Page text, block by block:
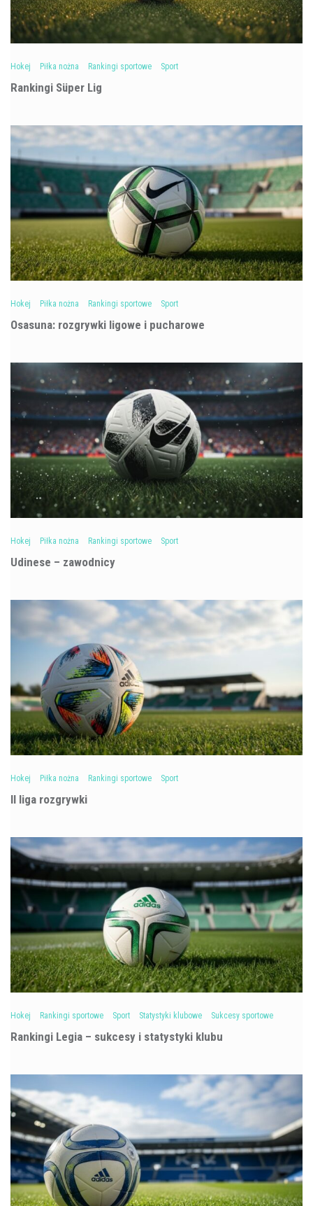
Hokej Piłka nożna Rankingi sportowe Sport
Rankingi Süper Lig
Hokej Piłka nożna Rankingi sportowe Sport
Osasuna: rozgrywki ligowe i pucharowe
Hokej Piłka nożna Rankingi sportowe Sport
Udinese – zawodnicy
Hokej Piłka nożna Rankingi sportowe Sport
II liga rozgrywki
Hokej Rankingi sportowe Sport Statystyki klubowe Sukcesy sportowe
Rankingi Legia – sukcesy i statystyki klubu